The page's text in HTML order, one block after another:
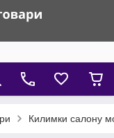
Килимки салону